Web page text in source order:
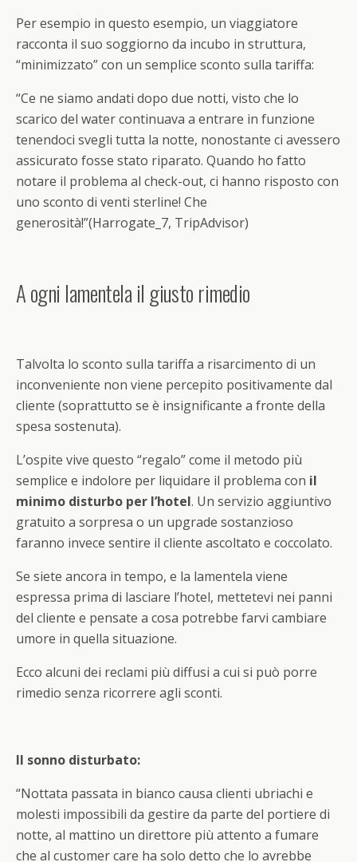
Per esempio in questo esempio, un viaggiatore
racconta il suo soggiorno da incubo in struttura,
“minimizzato” con un semplice sconto sulla tariffa:
“Ce ne siamo andati dopo due notti, visto che lo
scarico del water continuava a entrare in funzione
tenendoci svegli tutta la notte, nonostante ci avessero
assicurato fosse stato riparato. Quando ho fatto
notare il problema al check-out, ci hanno risposto con
uno sconto di venti sterline! Che
generosità!”(Harrogate_7, TripAdvisor)
A ogni lamentela il giusto rimedio
Talvolta lo sconto sulla tariffa a risarcimento di un
inconveniente non viene percepito positivamente dal
cliente (soprattutto se è insignificante a fronte della
spesa sostenuta).
L’ospite vive questo “regalo” come il metodo più
semplice e indolore per liquidare il problema con il
minimo disturbo per l’hotel. Un servizio aggiuntivo
gratuito a sorpresa o un upgrade sostanzioso
faranno invece sentire il cliente ascoltato e coccolato.
Se siete ancora in tempo, e la lamentela viene
espressa prima di lasciare l’hotel, mettetevi nei panni
del cliente e pensate a cosa potrebbe farvi cambiare
umore in quella situazione.
Ecco alcuni dei reclami più diffusi a cui si può porre
rimedio senza ricorrere agli sconti.
Il sonno disturbato:
“Nottata passata in bianco causa clienti ubriachi e
molesti impossibili da gestire da parte del portiere di
notte, al mattino un direttore più attento a fumare
che al customer care ha solo detto che lo avrebbe